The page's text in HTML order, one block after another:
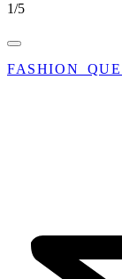
1/5